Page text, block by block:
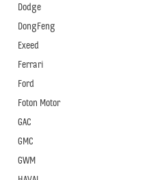
Dodge
DongFeng
Exeed
Ferrari
Ford
Foton Motor
GAC
GMC
GWM